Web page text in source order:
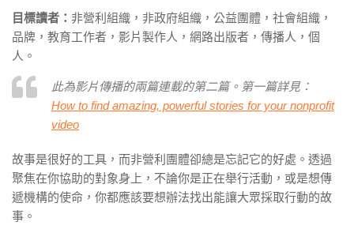
目標讀者： 非營利組織，非政府組織，公益團體，社會組織，
品牌，教育工作者，影片製作人，網路出版者，傳播人，個
人。
此為影片傳播的兩篇連載的第二篇。第一篇詳見：
How to find amazing, powerful stories for your nonprofit
video
故事是很好的工具，而非營利團體卻總是忘記它的好處。透過
聚焦在你協助的對象身上，不論你是正在舉行活動，或是想傳
遞機構的使命，你都應該要想辦法找出能讓大眾採取行動的故
事。